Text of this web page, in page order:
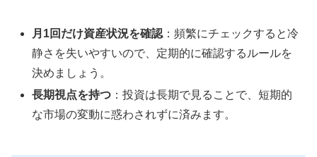
月1回だけ資産状況を確認 ：頻繁にチェックすると冷
静さを失いやすいので、定期的に確認するルールを
決めましょう。
長期視点を持つ ：投資は長期で見ることで、短期的
な市場の変動に惑わされずに済みます。